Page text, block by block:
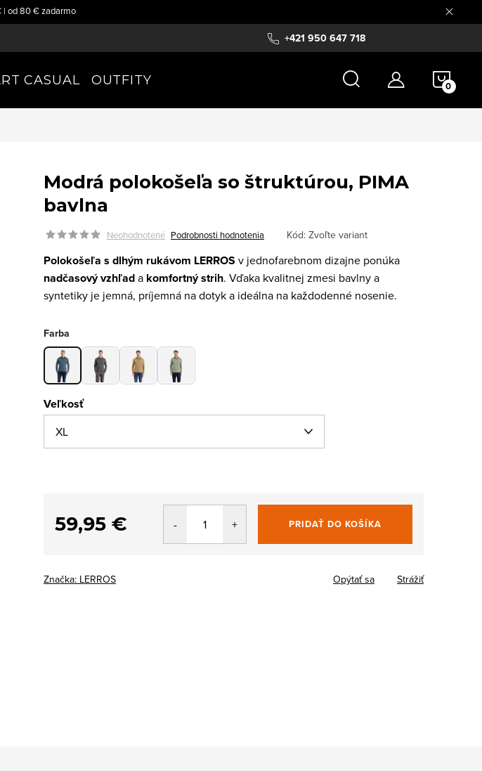
| od 80 € zadarmo
+421 950 647 718
CASUAL OUTFITY
Modrá polokošeľa so štruktúrou, PIMA
bavlna
Neohodnotené Podrobnosti hodnotenia Kód: Zvoľte variant
Polokošeľa s dlhým rukávom LERROS v jednofarebnom dizajne ponúka
nadčasový vzhľada komfortný strih. Vďaka kvalitnej zmesi bavlny a
syntetiky je jemná, príjemná na dotyk a ideálna na každodenné nosenie.
Farba
Veľkosť
59,95 €
Jednotková
cena:
PRIDAŤ DO KOŠÍKA
Značka: LERROS Opýtať sa Strážiť